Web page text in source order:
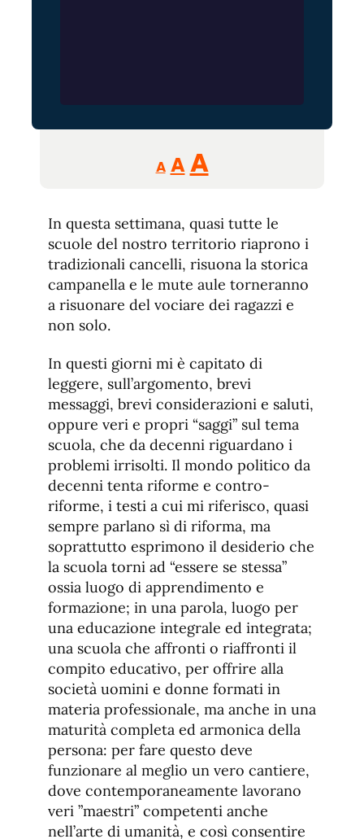
A
Reducir
tamaño
A Restablecer
fuente
AAumentar
de
fuente.
In questa settimana, quasi tutte le
scuole del nostro territorio riaprono i
tradizionali cancelli, risuona la storica
campanella e le mute aule torneranno
a risuonare del vociare dei ragazzi e
non solo.
In questi giorni mi è capitato di
leggere, sull’argomento, brevi
messaggi, brevi considerazioni e saluti,
oppure veri e propri “saggi” sul tema
scuola, che da decenni riguardano i
problemi irrisolti. Il mondo politico da
decenni tenta riforme e contro-
riforme, i testi a cui mi riferisco, quasi
sempre parlano sì di riforma, ma
soprattutto esprimono il desiderio che
la scuola torni ad “essere se stessa”
ossia luogo di apprendimento e
formazione; in una parola, luogo per
una educazione integrale ed integrata;
una scuola che affronti o riaffronti il
compito educativo, per offrire alla
società uomini e donne formati in
materia professionale, ma anche in una
maturità completa ed armonica della
persona: per fare questo deve
funzionare al meglio un vero cantiere,
dove contemporaneamente lavorano
veri ”maestri” competenti anche
nell’arte di umanità, e così consentire